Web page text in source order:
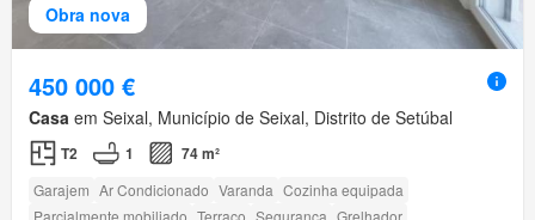
Obra nova
450 000 €
Casa em Seixal, Município de Seixal, Distrito de Setúbal
T2 1 74 m²
Garajem Ar Condicionado Varanda Cozinha equipada
Parcialmente mobiliado Terraço Segurança Grelhador